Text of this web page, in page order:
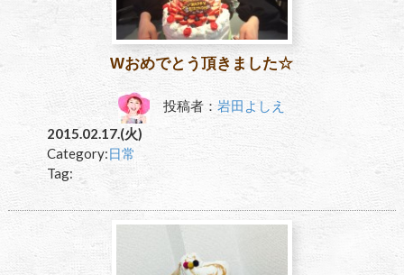
Wおめでとう頂きました☆
投稿者：岩田よしえ
2015.02.17.(火)
Category:日常
Tag: